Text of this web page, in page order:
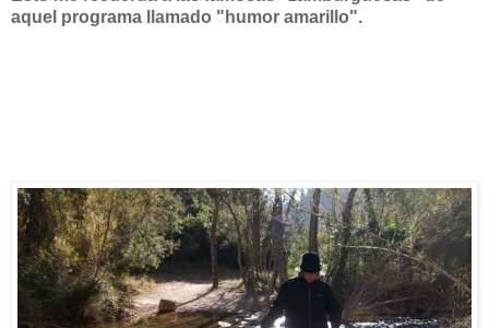
aquel programa llamado "humor amarillo".